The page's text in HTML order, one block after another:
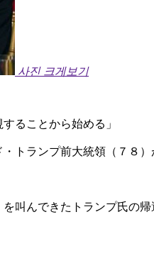
사진 크게보기
ることから始める」
トランプ前大統領（７８
叫んできたトランプ氏の